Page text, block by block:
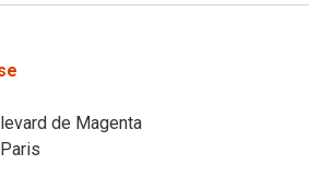
de Magenta